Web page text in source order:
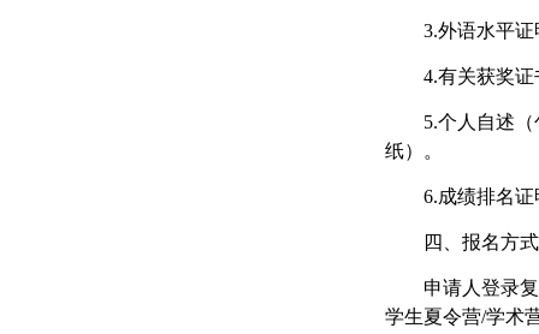
3.外语水平证
4.有关获奖
5.个人自述
纸）。
6.成绩排名
四、报名方式
申请人登录
学生夏令营/学术